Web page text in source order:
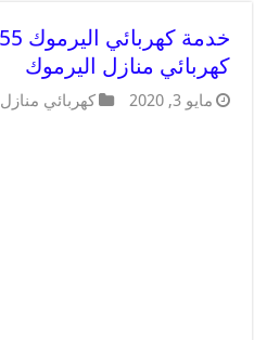
كهربائي منازل اليرموك
مايو 3, 2020 كهربائي منازل